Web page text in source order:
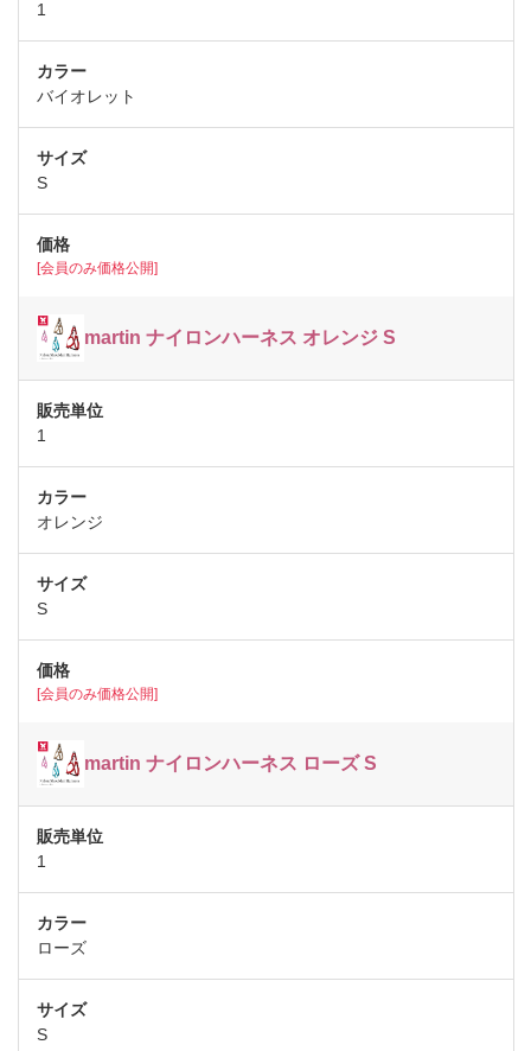
1
バイオレット
S
[会員のみ価格公開]
martin ナイロンハーネス オレンジ S
1
オレンジ
S
[会員のみ価格公開]
martin ナイロンハーネス ローズ S
1
ローズ
S